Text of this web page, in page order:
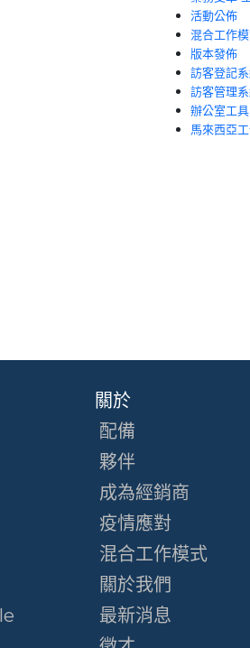
活動公佈
混合工作
版本發佈
訪客登記
訪客管理
辦公室工具
馬來西亞
關於
配備
夥伴
成為經銷商
疫情應對
混合工作模式
關於我們
最新消息